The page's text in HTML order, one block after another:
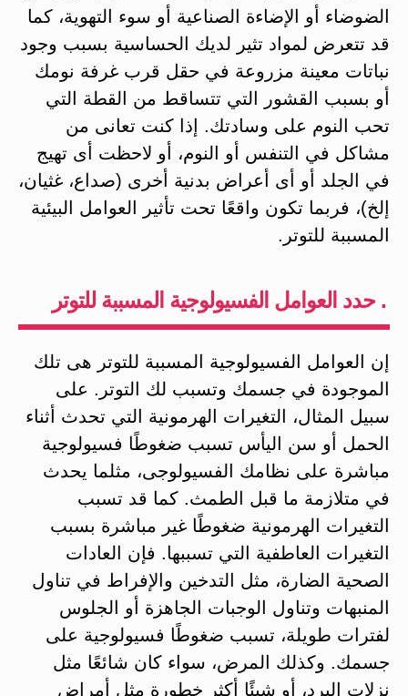
الضوضاء أو الإضاءة الصناعية أو سوء التهوية، كما
قد تتعرض لمواد تثير لديك الحساسية بسبب وجود
نباتات معينة مزروعة في حقل قرب غرفة نومك
أو بسبب القشور التي تتساقط من القطة التي
تحب النوم على وسادتك. إذا كنت تعانى من
مشاكل في التنفس أو النوم، أو لاحظت أى تهيج
في الجلد أو أى أعراض بدنية أخرى (صداع، غثيان،
إلخ)، فربما تكون واقعًا تحت تأثير العوامل البيئية
المسببة للتوتر.
. حدد العوامل الفسيولوجية المسببة للتوتر
إن العوامل الفسيولوجية المسببة للتوتر هى تلك
الموجودة في جسمك وتسبب لك التوتر. على
سبيل المثال، التغيرات الهرمونية التي تحدث أثناء
الحمل أو سن اليأس تسبب ضغوطًا فسيولوجية
مباشرة على نظامك الفسيولوجى، مثلما يحدث
في متلازمة ما قبل الطمث. كما قد تسبب
التغيرات الهرمونية ضغوطًا غير مباشرة بسبب
التغيرات العاطفية التي تسببها. فإن العادات
الصحية الضارة، مثل التدخين والإفراط في تناول
المنبهات وتناول الوجبات الجاهزة أو الجلوس
لفترات طويلة، تسبب ضغوطًا فسيولوجية على
جسمك. وكذلك المرض، سواء كان شائعًا مثل
نزلات البرد، أو شيئًا أكثر خطورة مثل أمراض